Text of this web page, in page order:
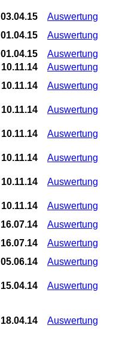
03.04.15
Auswertung
01.04.15
Auswertung
01.04.15
Auswertung
10.11.14
Auswertung
10.11.14
Auswertung
10.11.14
Auswertung
10.11.14
Auswertung
10.11.14
Auswertung
10.11.14
Auswertung
10.11.14
Auswertung
16.07.14
Auswertung
16.07.14
Auswertung
05.06.14
Auswertung
15.04.14 Auswertung
18.04.14 Auswertung